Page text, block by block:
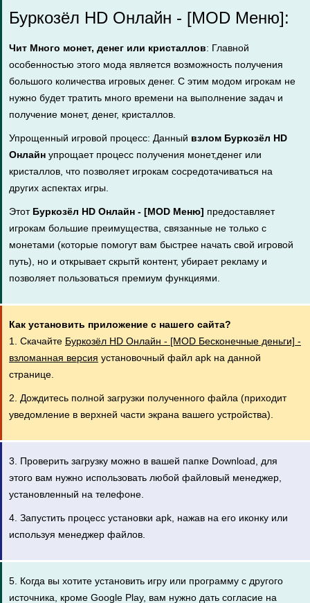
Буркозёл HD Онлайн - [MOD Меню]:
Чит Много монет, денег или кристаллов: Главной
особенностью этого мода является возможность получения
большого количества игровых денег. С этим модом игрокам не
нужно будет тратить много времени на выполнение задач и
получение монет, денег, кристаллов.
Упрощенный игровой процесс: Данный взлом Буркозёл HD
Онлайн упрощает процесс получения монет,денег или
кристаллов, что позволяет игрокам сосредотачиваться на
других аспектах игры.
Этот Буркозёл HD Онлайн - [MOD Меню] предоставляет
игрокам большие преимущества, связанные не только с
монетами (которые помогут вам быстрее начать свой игровой
путь), но и открывает скрытй контент, убирает рекламу и
позволяет пользоваться премиум функциями.
Как установить приложение с нашего сайта?
1. Скачайте Буркозёл HD Онлайн - [MOD Бесконечные деньги] -
взломанная версия установочный файл apk на данной
странице.
2. Дождитесь полной загрузки полученного файла (приходит
уведомление в верхней части экрана вашего устройства).
3. Проверить загрузку можно в вашей папке Download, для
этого вам нужно использовать любой файловый менеджер,
установленный на телефоне.
4. Запустить процесс установки apk, нажав на его иконку или
используя менеджер файлов.
5. Когда вы хотите установить игру или программу с другого
источника, кроме Google Play, вам нужно дать согласие на